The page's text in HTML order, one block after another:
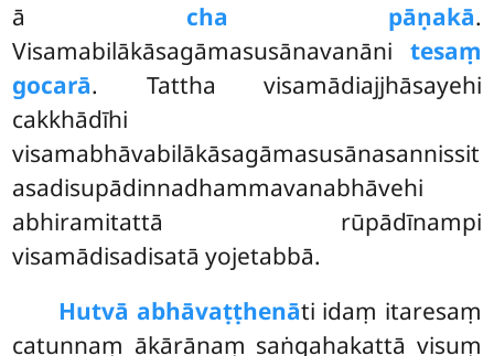
ā cha pāṇakā.
Visamabilākāsagāmasusānavanāni tesaṃ
gocarā. Tattha visamādiajjhāsayehi
cakkhādīhi
visamabhāvabilākāsagāmasusānasannissit
asadisupādinnadhammavanabhāvehi
abhiramitattā rūpādīnampi
visamādisadisatā yojetabbā.
Hutvā abhāvaṭṭhenāti idaṃ itaresaṃ
catunnaṃ ākārānaṃ saṅgahakattā visuṃ